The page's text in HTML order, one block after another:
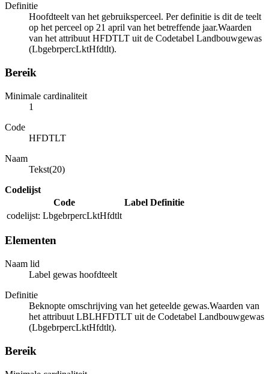
Definitie
Hoofdteelt van het gebruiksperceel. Per definitie is dit de teelt
op het perceel op 21 april van het betreffende jaar.Waarden
van het attribuut HFDTLT uit de Codetabel Landbouwgewas
(LbgebrpercLktHfdtlt).
Bereik
Minimale cardinaliteit
1
Code
HFDTLT
Naam
Tekst(20)
Codelijst
Code
Label Definitie
codelijst: LbgebrpercLktHfdtlt
Elementen
Naam lid
Label gewas hoofdteelt
Definitie
Beknopte omschrijving van het geteelde gewas.Waarden van
het attribuut LBLHFDTLT uit de Codetabel Landbouwgewas
(LbgebrpercLktHfdtlt).
Bereik